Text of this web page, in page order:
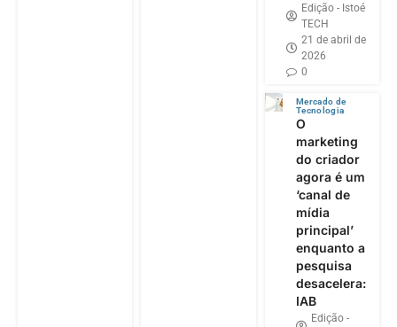
Edição - Istoé
TECH
21 de abril de
2026
0
Mercado de
Tecnologia
O
marketing
do criador
agora é um
‘canal de
mídia
principal’
enquanto a
pesquisa
desacelera:
IAB
Edição -